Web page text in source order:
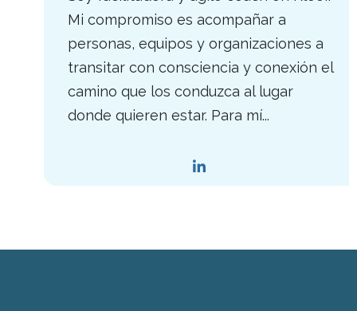
Mi compromiso es acompañar a
personas, equipos y organizaciones a
transitar con consciencia y conexión el
camino que los conduzca al lugar
donde quieren estar. Para mí...